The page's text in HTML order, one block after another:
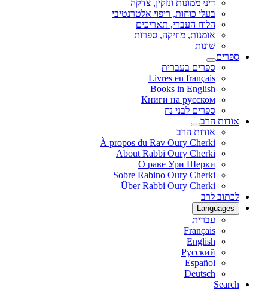
דיני ממונות ונזקין, צדקה
בעלי כוחות, ריפוי אלטרנטיבי
הלוח העברי, תאריכים
אומנות, מוזיקה, ספרות
שונות
ספרים
ספרים בעברית
Livres en français
Books in English
Книги на русском
ספרים לבני נח
אודות הרב
אודות הרב
À propos du Rav Oury Cherki
About Rabbi Oury Cherki
О раве Ури Шерки
Sobre Rabino Oury Cherki
Über Rabbi Oury Cherki
לכתוב לרב
Languages
עברית
Français
English
Русский
Español
Deutsch
Search